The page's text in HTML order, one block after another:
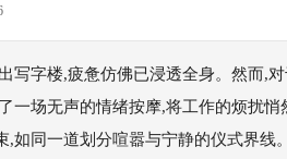
字楼,疲惫仿佛已浸透全身。然而,对
一场无声的情绪按摩,将工作的烦扰
,如同一道划分喧嚣与宁静的仪式界线